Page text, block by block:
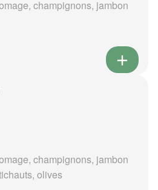
champignons, jambon
champignons, jambon
olives